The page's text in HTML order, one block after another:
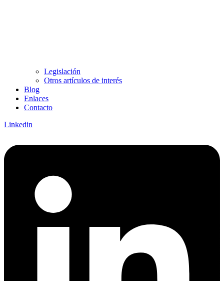
Legislación
Otros artículos de interés
Blog
Enlaces
Contacto
Linkedin